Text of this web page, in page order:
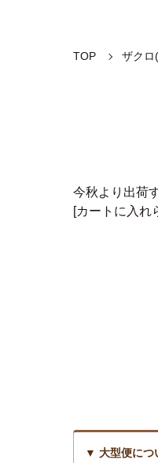
TOP ザクロ
今秋より出荷
[カートに入れ
▼ 大型便につ